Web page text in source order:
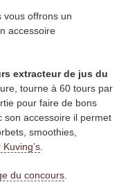
vous offrons un
accessoire
extracteur de jus du
tourne à 60 tours par
pour faire de bons
son accessoire il permet
smoothies,
du concours